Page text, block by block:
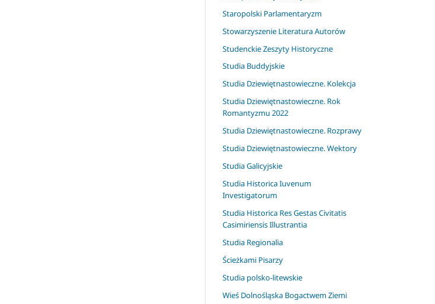
Staropolski Parlamentaryzm
Stowarzyszenie Literatura Autorów
Studenckie Zeszyty Historyczne
Studia Buddyjskie
Studia Dziewiętnastowieczne. Kolekcja
Studia Dziewiętnastowieczne. Rok
Romantyzmu 2022
Studia Dziewiętnastowieczne. Rozprawy
Studia Dziewiętnastowieczne. Wektory
Studia Galicyjskie
Studia Historica Iuvenum
Investigatorum
Studia Historica Res Gestas Civitatis
Casimiriensis Illustrantia
Studia Regionalia
Ścieżkami Pisarzy
Studia polsko-litewskie
Wieś Dolnośląska Bogactwem Ziemi